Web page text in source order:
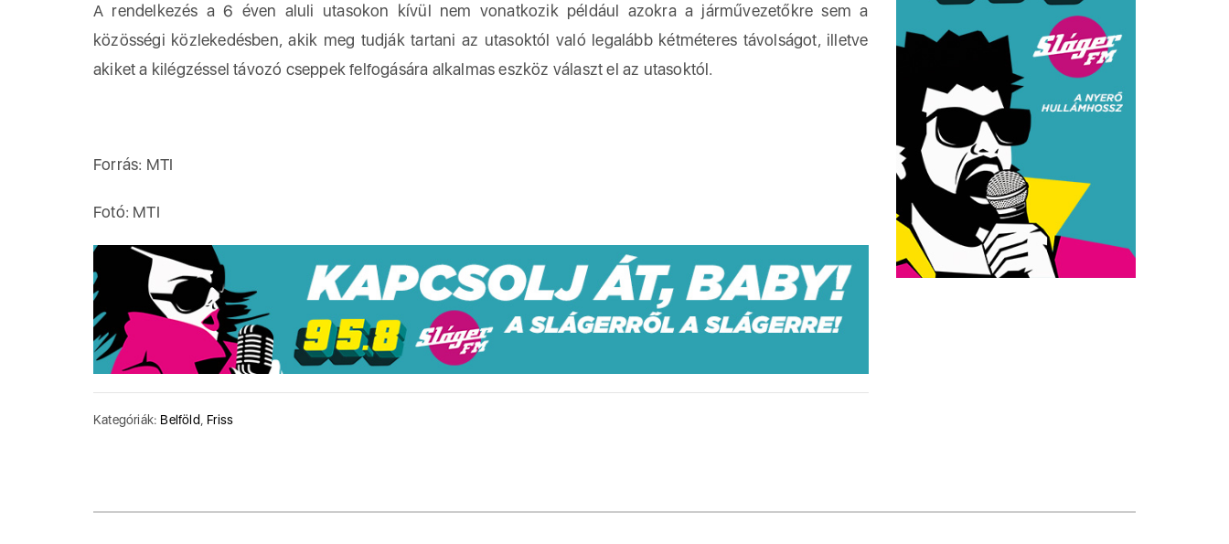
A rendelkezés a 6 éven aluli utasokon kívül nem vonatkozik például azokra a járművezetőkre sem a
közösségi közlekedésben, akik meg tudják tartani az utasoktól való legalább kétméteres távolságot, illetve
akiket a kilégzéssel távozó cseppek felfogására alkalmas eszköz választ el az utasoktól.
Forrás: MTI
Fotó: MTI
Kategóriák: Belföld, Friss